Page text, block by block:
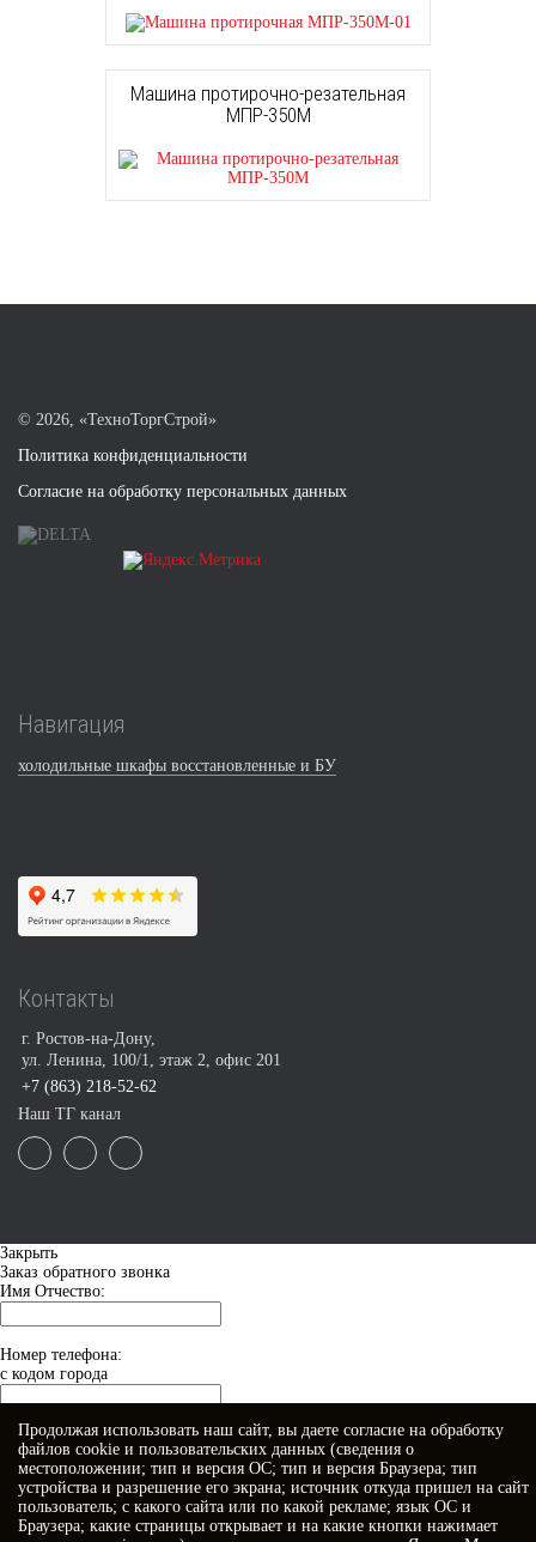
Машина протирочно-резательная
МПР-350М
© 2026, «ТехноТоргСтрой»
Политика конфиденциальности
Согласие на обработку персональных данных
Навигация
холодильные шкафы восстановленные и БУ
Контакты
г. Ростов-на-Дону,
ул. Ленина, 100/1, этаж 2, офис 201
+7 (863) 218-52-62
Наш ТГ канал
Закрыть
Заказ обратного звонка
Имя Отчество:
Номер телефона:
с кодом города
Когда позвонить?
Продолжая использовать наш сайт, вы даете согласие на обработку
файлов cookie и пользовательских данных (сведения о
местоположении; тип и версия ОС; тип и версия Браузера; тип
устройства и разрешение его экрана; источник откуда пришел на сайт
пользователь; с какого сайта или по какой рекламе; язык ОС и
Браузера; какие страницы открывает и на какие кнопки нажимает